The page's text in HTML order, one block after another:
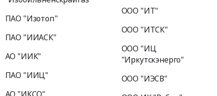
ПАО "Изотоп"
ПАО "ИИАСК"
АО "ИИК"
ПАО "ИИЦ"
ООО "ИТ"
ООО "ИТСК"
ООО "ИЦ
"Иркутскэнерго"
ООО "ИЭСВ"